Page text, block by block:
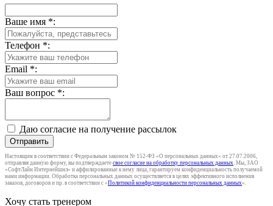
Ваше имя *:
Телефон *:
Email *:
Ваш вопрос *:
Даю согласие на получение рассылок
Отправить
Настоящим в соответствии с Федеральным законом № 152-ФЗ «О персональных данных» от 27.07.2006,
отправляя данную форму, вы подтверждаете свое согласие на обработку персональных данных. Мы, ЗАО
«СофтЛайн Интернейшнл» и аффилированные к нему лица, гарантируем конфиденциальность получаемой
нами информации. Обработка персональных данных осуществляется в целях эффективного исполнения
заказов, договоров и пр. в соответствии с «Политикой конфиденциальности персональных данных».
Хочу стать тренером